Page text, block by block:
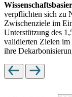
verpflichten sich zu
Zwischenziele im
Unterstützung des
validierten Zielen
ihre